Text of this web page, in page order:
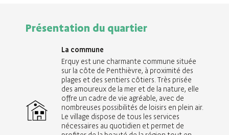
Présentation du quartier
La commune
Erquy est une charmante commune située
sur la côte de Penthièvre, à proximité des
plages et des sentiers côtiers. Très prisée
des amoureux de la mer et de la nature, elle
offre un cadre de vie agréable, avec de
nombreuses possibilités de loisirs en plein air.
Le village dispose de tous les services
nécessaires au quotidien et permet de